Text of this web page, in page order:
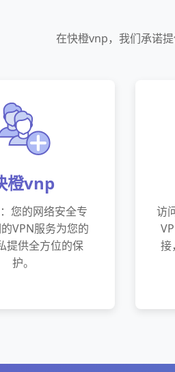
在快橙vnp，我们承诺
橙vnp
您的网络安全专
VPN服务为您的
提供全方位的保
护。
访
接